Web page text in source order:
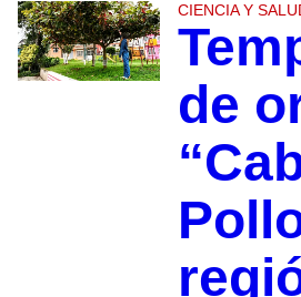
CIENCIA Y
de